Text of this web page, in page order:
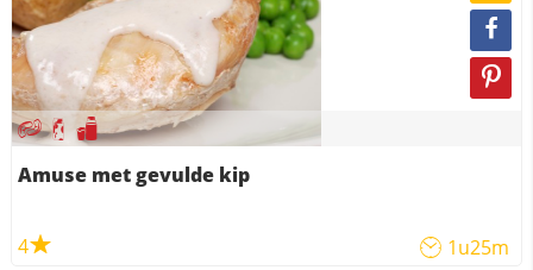
Amuse met gevulde kip
4 1u25m